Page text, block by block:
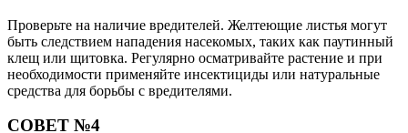
Проверьте на наличие вредителей. Желтеющие листья могут
быть следствием нападения насекомых, таких как паутинный
клещ или щитовка. Регулярно осматривайте растение и при
необходимости применяйте инсектициды или натуральные
средства для борьбы с вредителями.
СОВЕТ №4